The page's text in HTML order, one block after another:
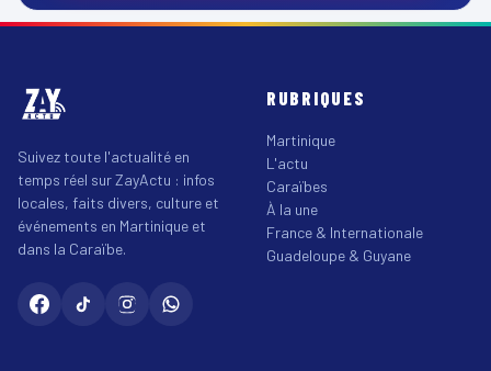
Suivez toute l'actualité en
temps réel sur ZayActu : infos
locales, faits divers, culture et
événements en Martinique et
dans la Caraïbe.
RUBRIQUES
Martinique
L'actu
Caraïbes
À la une
France & Internationale
Guadeloupe & Guyane